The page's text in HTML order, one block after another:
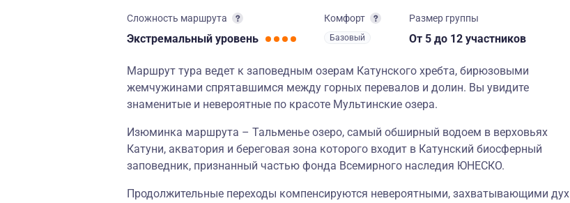
Сложность маршрута
Экстремальный уровень
Комфорт
Базовый
Размер группы
От 5 до 12 участников
Маршрут тура ведет к заповедным озерам Катунского хребта, бирюзовыми
жемчужинами спрятавшимся между горных перевалов и долин. Вы увидите
знаменитые и невероятные по красоте Мультинские озера.
Изюминка маршрута – Тальменье озеро, самый обширный водоем в верховьях
Катуни, акватория и береговая зона которого входит в Катунский биосферный
заповедник, признанный частью фонда Всемирного наследия ЮНЕСКО.
Продолжительные переходы компенсируются невероятными, захватывающими дух